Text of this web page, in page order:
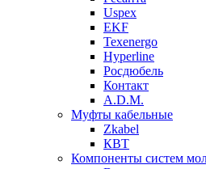
Uspex
EKF
Texenergo
Hyperline
Росдюбель
Контакт
A.D.M.
Муфты кабельные
Zkabel
КВТ
Компоненты систем